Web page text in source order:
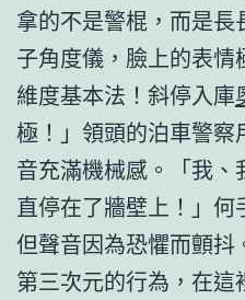
拿的不是警棍，而是
子角度儀，臉上的表
維度基本法！斜停入庫
極！」領頭的泊車警
音充滿機械感。「我
直停在了牆壁上！」何
但聲音因為恐懼而顫
第三次元的行為，在